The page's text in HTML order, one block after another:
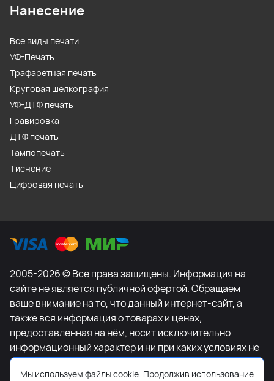
Нанесение
Все виды печати
УФ-Печать
Трафаретная печать
Круговая шелкография
УФ-ДТФ печать
Гравировка
ДТФ печать
Тампопечать
Тиснение
Цифровая печать
2005-2026 © Все права защищены. Информация на
сайте не является публичной офертой. Обращаем
ваше внимание на то, что данный интернет-сайт, а
также вся информация о товарах и ценах,
предоставленная на нём, носит исключительно
информационный характер и ни при каких условиях не
является публичной офертой, определяемой
положениями Статьи 437 Гражданского кодекса
Мы используем файлы cookie. Продолжив использование